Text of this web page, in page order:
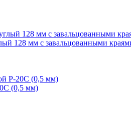
128 мм с завальцованными
(0,5 мм)